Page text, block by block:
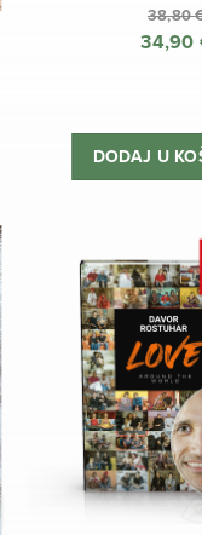
38,80
je:
34,90
je:
DODAJ U